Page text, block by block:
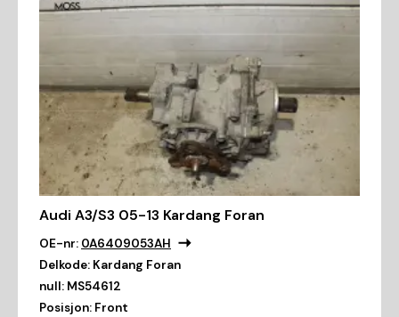
Audi A3/S3 05-13 Kardang Foran
OE-nr: 0A6409053AH
Delkode: Kardang Foran
null: MS54612
Posisjon: Front